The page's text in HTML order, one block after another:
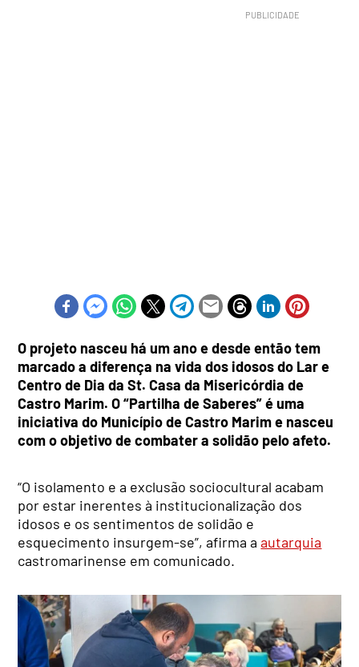
O projeto nasceu há um ano e desde então tem
marcado a diferença na vida dos idosos do Lar e
Centro de Dia da St. Casa da Misericórdia de
Castro Marim. O “Partilha de Saberes” é uma
iniciativa do Município de Castro Marim e nasceu
com o objetivo de combater a solidão pelo afeto.
“O isolamento e a exclusão sociocultural acabam
por estar inerentes à institucionalização dos
idosos e os sentimentos de solidão e
esquecimento insurgem-se”, afirma aautarquia
castromarinense em comunicado.